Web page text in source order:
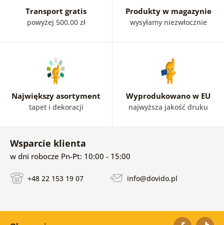
Transport gratis
powyżej 500.00 zł
Produkty w magazynie
wysyłamy niezwłocznie
Największy asortyment
tapet i dekoracji
Wyprodukowano w EU
najwyższa jakość druku
Wsparcie klienta
w dni robocze Pn-Pt: 10:00 - 15:00
+48 22 153 19 07 info@dovido.pl